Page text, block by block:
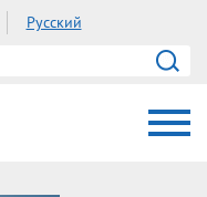
Русский